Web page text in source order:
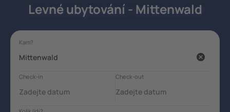
Levné ubytování - Mittenwald